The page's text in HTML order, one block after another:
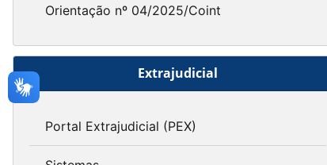
Orientação nº 04/2025/Coint
Extrajudicial
Portal Extrajudicial (PEX)